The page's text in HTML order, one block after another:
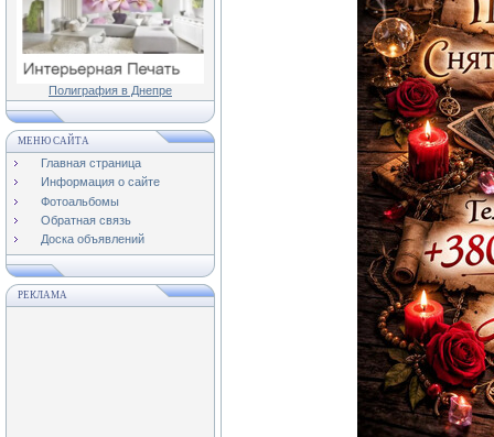
Полиграфия в Днепре
МЕНЮ САЙТА
Главная страница
Информация о сайте
Фотоальбомы
Обратная связь
Доска объявлений
РЕКЛАМА